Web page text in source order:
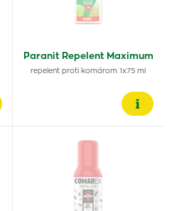
Paranit Repelent Maximum
repelent proti komárom 1x75 ml